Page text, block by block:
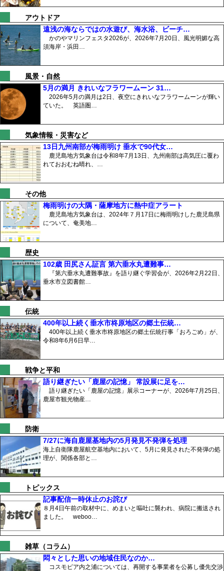
アウトドア
遠浅の海ならではの水遊び、海水浴、ビーチ…
かのやマリンフェスタ2026が、2026年7月20日、風光明媚な高
須海岸・浜田…
風景・自然
5月の満月 きれいなフラワームーン 31…
2026年5月の満月は2日、夜空にきれいなフラワームーンが輝い
ていた。 英語圏…
気象情報・災害など
13日九州南部が梅雨明け 垂水で90代女…
鹿児島地方気象台は令和8年7月13日、九州南部は高気圧に覆わ
れておおむね晴れ、…
その他
梅雨明けの大隅・薩摩地方に熱中症アラート
鹿児島地方気象台は、2024年７月17日に梅雨明けした鹿児島県
について、奄美地…
歴史
102歳 田尻さん証言 第六垂水丸遭難事…
『第六垂水丸遭難事故』を語り継ぐ学習会が、2026年2月22日、
垂水市立図書館…
伝統
400年以上続く垂水市柊原地区の郷土伝統…
400年以上続く垂水市柊原地区の郷土伝統行事「おろごめ」が、
令和8年6月6日早…
戦争と平和
語り継ぎたい「鹿屋の記憶」 常設展に足を…
語り継ぎたい「鹿屋の記憶」展示コーナーが、2026年7月25日、
鹿屋市観光物産…
防衛
7/27に海自鹿屋基地内の5月発見不発弾を処理
海上自衛隊鹿屋航空基地内において、5月に発見された不発弾の処
理が、関係各部と…
トピックス
記事配信一時休止のお詫び
８月4日午前の取材中に、めまいと嘔吐に襲われ、病院に搬送され
ました。 weboo…
雑草（コラム）
悶々とした思いの地域住民なのか…
コスモピア内之浦については、再開する事業者を公募し優先交渉